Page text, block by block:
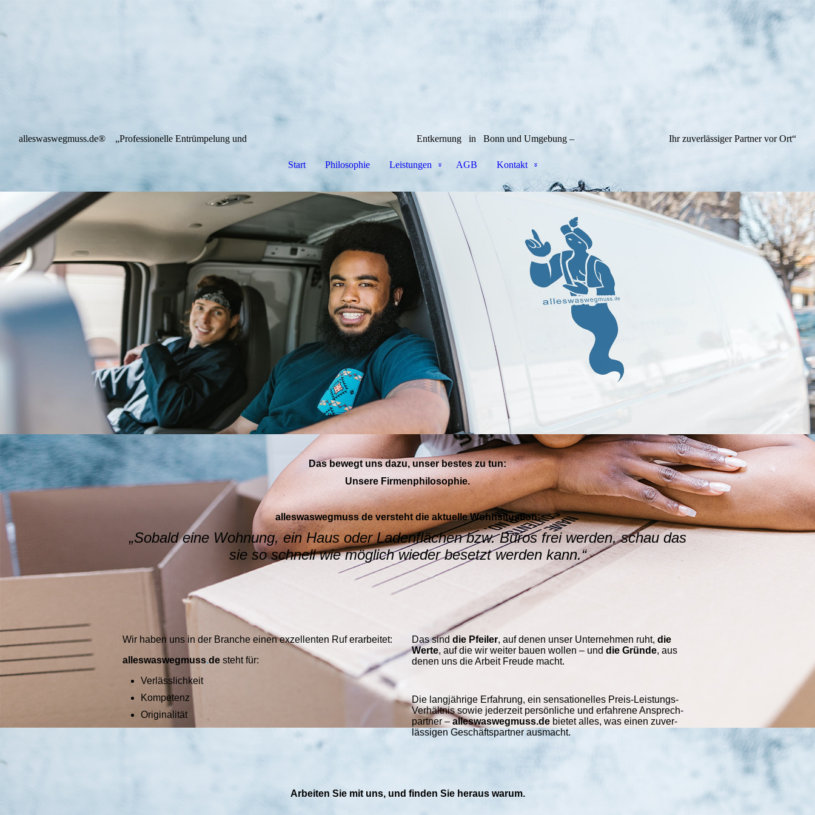
alleswaswegmuss.de® „Professionelle Entrümpelung und Entkernung in Bonn und Umgebung – Ihr zuverlässiger Partner vor Ort“
Start Philosophie Leistungen AGB Kontakt
Das bewegt uns dazu, unser bestes zu tun:
Unsere Firmen­philoso­phie.
alleswaswegmuss.de versteht die aktuelle Wohnsituation:
„Sobald eine Wohnung, ein Haus oder Ladenflächen bzw. Büros frei werden, schau das
sie so schnell wie möglich wieder besetzt werden kann.“
Wir haben uns in der Branche einen exzellenten Ruf er­arbei­tet:
alles­was­weg­muss.de steht für:
Ver­läss­lich­keit
Kompetenz
Originalität
Das sind die Pfeiler, auf denen unser Unter­nehmen ruht, die
Werte, auf die wir weiter bauen wollen – und die Gründe, aus
denen uns die Arbeit Freude macht.
Die langjährige Erfahrung, ein sensatio­nelles Preis-Leis­tungs-
Verhält­nis sowie jeder­zeit persön­liche und erfah­rene Ansprech­
partner –alleswaswegmuss.de bietet alles, was einen zuver­
lässigen Geschäfts­partner ausmacht.
Arbeiten Sie mit uns, und finden Sie heraus warum.